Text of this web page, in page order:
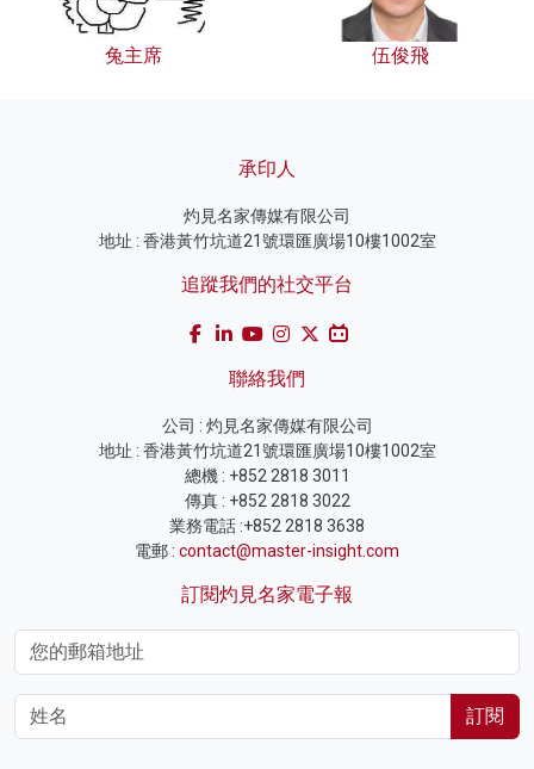
兔主席 伍俊飛
承印人
灼見名家傳媒有限公司
地址 : 香港黃竹坑道21號環匯廣場10樓1002室
追蹤我們的社交平台
聯絡我們
公司 : 灼見名家傳媒有限公司
地址 : 香港黃竹坑道21號環匯廣場10樓1002室
總機 : +852 2818 3011
傳真 : +852 2818 3022
業務電話 :+852 2818 3638
電郵 : contact@master-insight.com
訂閱灼見名家電子報
訂閱